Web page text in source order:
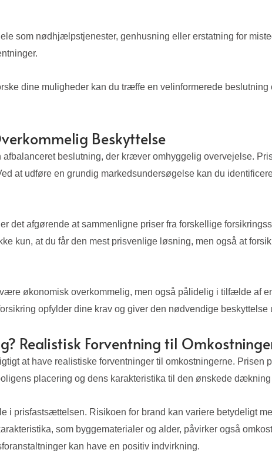
som nødhjælpstjenester, genhusning eller erstatning for
dine muligheder kan du træffe en velinformerede
Beskyttelse
beslutning, der kræver omhyggelig overvejelse.
at udføre en grundig markedsundersøgelse kan du
det afgørende at sammenligne priser fra forskellige
kun, at du får den mest prisvenlige løsning, men også at
økonomisk overkommelig, men også pålidelig i tilfælde af
opfylder dine krav og giver den nødvendige beskyttelse
Realistisk Forventning til
at have realistiske forventninger til omkostningerne. Prisen
placering og dens karakteristika til den ønskede
i prisfastsættelsen. Risikoen for brand kan variere betydeligt
som byggematerialer og alder, påvirker også
kan have en positiv indvirkning.